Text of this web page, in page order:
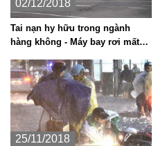
02/12/2018
Tai nạn hy hữu trong ngành
hàng không - Máy bay rơi mất
25/11/2018